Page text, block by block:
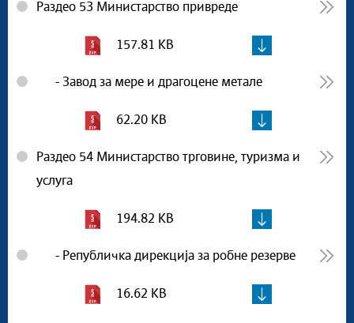
Раздео 53 Министарство привреде
157.81 KB
- Завод за мере и драгоцене метале
62.20 KB
Раздео 54 Министарство трговине, туризма и
услуга
194.82 KB
- Републичка дирекција за робне резерве
16.62 KB